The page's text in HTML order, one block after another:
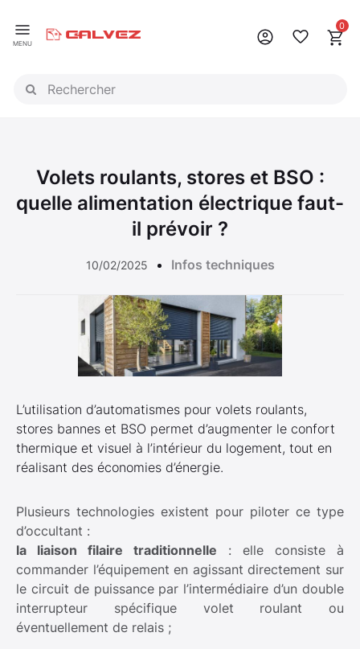
MENU
0
Volets roulants, stores et BSO :
quelle alimentation électrique faut-
il prévoir ?
10/02/2025 Infos techniques
L’utilisation d’automatismes pour volets roulants,
stores bannes et BSO permet d’augmenter le confort
thermique et visuel à l’intérieur du logement, tout en
réalisant des économies d’énergie.
Plusieurs technologies existent pour piloter ce type
d’occultant :
la liaison filaire traditionnelle : elle consiste à
commander l’équipement en agissant directement sur
le circuit de puissance par l’intermédiaire d’un double
interrupteur spécifique volet roulant ou
éventuellement de relais ;